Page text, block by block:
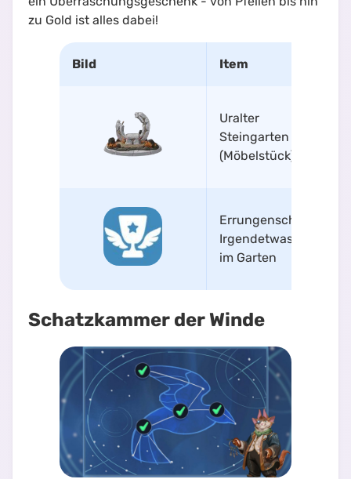
zu Gold ist alles dabei!
Bild Item
Uralter
Steingarten
(Möbelstück)
Errungenschaft
Irgendetwas ist
im Garten
Schatzkammer der Winde